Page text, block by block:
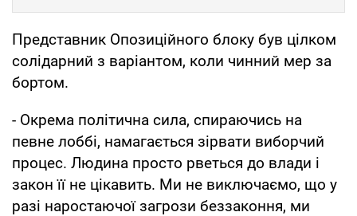
Представник Опозиційного блоку був цілком
солідарний з варіантом, коли чинний мер за
бортом.
- Окрема політична сила, спираючись на
певне лоббі, намагається зірвати виборчий
процес. Людина просто рветься до влади і
закон її не цікавить. Ми не виключаємо, що у
разі наростаючої загрози беззаконня, ми